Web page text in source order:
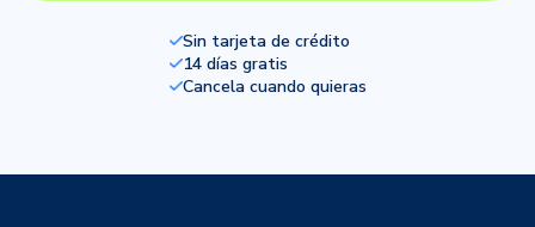
Sin tarjeta de crédito
14 días gratis
Cancela cuando quieras